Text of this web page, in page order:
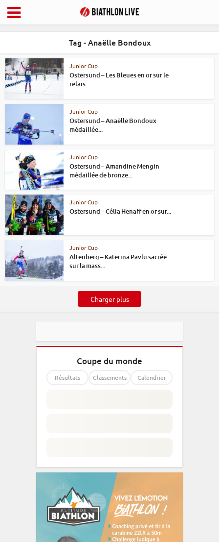
Tag - Anaëlle Bondoux
Junior Cup
Ostersund – Les Bleues en or sur le
relais...
Junior Cup
Ostersund – Anaëlle Bondoux
médaillée...
Junior Cup
Ostersund – Amandine Mengin
médaillée de bronze...
Junior Cup
Ostersund – Célia Henaff en or sur...
Junior Cup
Altenberg – Katerina Pavlu sacrée
sur la mass...
Charger plus
Coupe du monde
Résultats Classements Calendrier